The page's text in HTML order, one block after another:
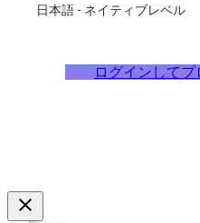
日本語 - ネイティブレベル
ログインして